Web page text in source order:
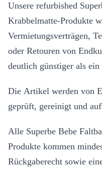
Unsere refurbished
Krabbelmatte-Produkte
Vermietungsverträgen,
oder Retouren von
deutlich günstiger als ein
Die Artikel werden von
geprüft, gereinigt und
Alle Superbe Bebe
Produkte kommen
Rückgaberecht sowie